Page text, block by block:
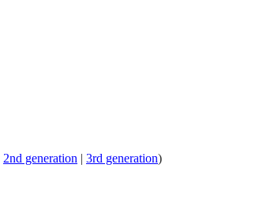
2nd generation | 3rd generation)